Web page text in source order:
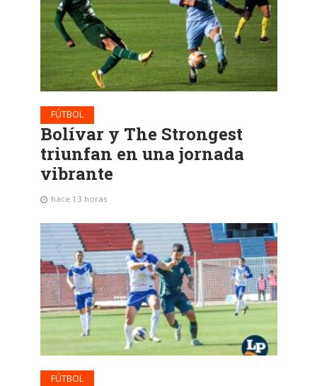
FÚTBOL
Bolívar y The Strongest
triunfan en una jornada
vibrante
hace 13 horas
FÚTBOL